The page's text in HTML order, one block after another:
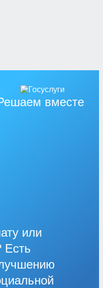
вместе
или
Есть